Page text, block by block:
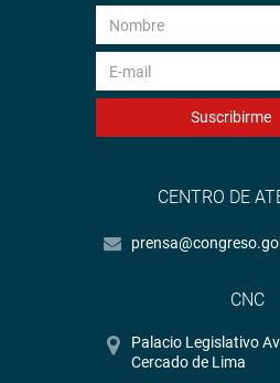
Suscribirme
CENTRO DE
CNC
Palacio Legislativo
Cercado de Lima